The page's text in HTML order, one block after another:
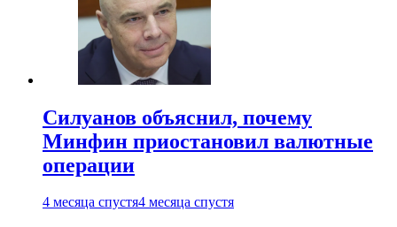
Силуанов объяснил, почему
Минфин приостановил валютные
операции
4 месяца спустя4 месяца спустя